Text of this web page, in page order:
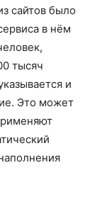
сайтов было
в нём
тысяч
и
Это может